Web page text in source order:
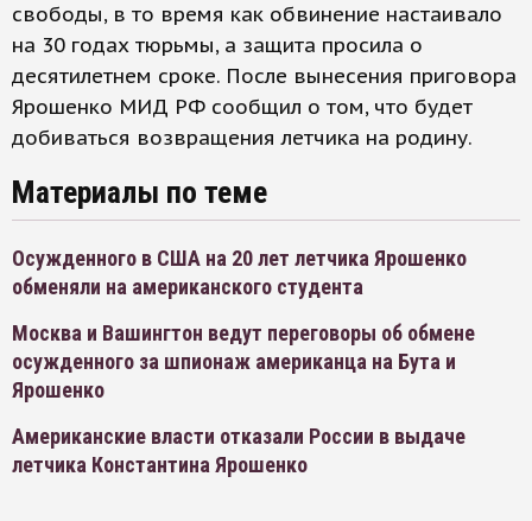
свободы, в то время как обвинение настаивало
на 30 годах тюрьмы, а защита просила о
десятилетнем сроке. После вынесения приговора
Ярошенко МИД РФ сообщил о том, что будет
добиваться возвращения летчика на родину.
Материалы по теме
Осужденного в США на 20 лет летчика Ярошенко
обменяли на американского студента
Москва и Вашингтон ведут переговоры об обмене
осужденного за шпионаж американца на Бута и
Ярошенко
Американские власти отказали России в выдаче
летчика Константина Ярошенко